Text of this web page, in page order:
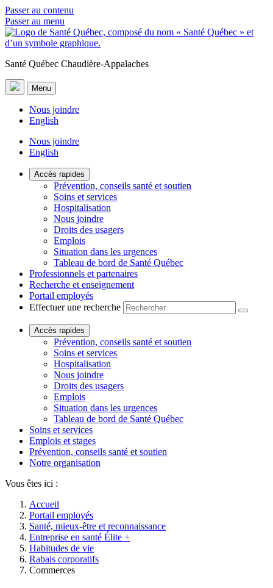
Passer au contenu
Passer au menu
Santé Québec Chaudière-Appalaches
Menu
Nous joindre
English
Nous joindre
English
Accès rapides
Prévention, conseils santé et soutien
Soins et services
Hospitalisation
Nous joindre
Droits des usagers
Emplois
Situation dans les urgences
Tableau de bord de Santé Québec
Professionnels et partenaires
Recherche et enseignement
Portail employés
Effectuer une recherche
Accès rapides
Prévention, conseils santé et soutien
Soins et services
Hospitalisation
Nous joindre
Droits des usagers
Emplois
Situation dans les urgences
Tableau de bord de Santé Québec
Soins et services
Emplois et stages
Prévention, conseils santé et soutien
Notre organisation
Vous êtes ici :
Accueil
Portail employés
Santé, mieux-être et reconnaissance
Entreprise en santé Élite +
Habitudes de vie
Rabais corporatifs
Commerces